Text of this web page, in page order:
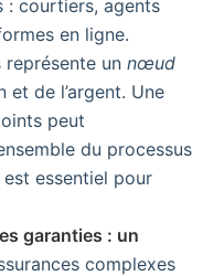
: courtiers, agents
en ligne.
représente un nœud
et de l’argent. Une
peut
du processus
essentiel pour
garanties : un
complexes